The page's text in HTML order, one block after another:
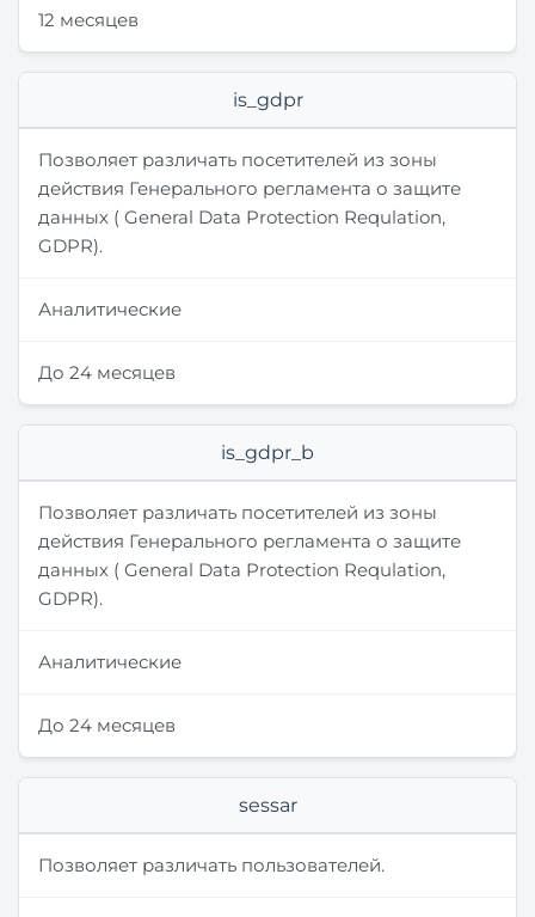
12 месяцев
is_gdpr
Позволяет различать посетителей из зоны
действия Генерального регламента о защите
данных ( General Data Protection Requlation,
GDPR).
Аналитические
До 24 месяцев
is_gdpr_b
Позволяет различать посетителей из зоны
действия Генерального регламента о защите
данных ( General Data Protection Requlation,
GDPR).
Аналитические
До 24 месяцев
sessar
Позволяет различать пользователей.